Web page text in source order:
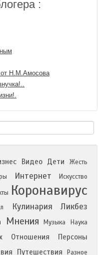
:
от Н.М.Амосова
Видео Дети
Жесть
Интернет Искусство
Коронавирус
Кулинария Ликбез
Мнения Музыка Наука
Отношения Персоны
Путешествия Разное